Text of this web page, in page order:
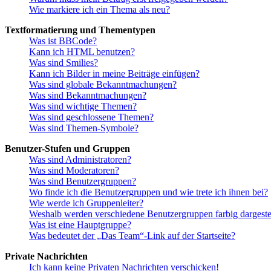
Wie markiere ich ein Thema als neu?
Textformatierung und Thementypen
Was ist BBCode?
Kann ich HTML benutzen?
Was sind Smilies?
Kann ich Bilder in meine Beiträge einfügen?
Was sind globale Bekanntmachungen?
Was sind Bekanntmachungen?
Was sind wichtige Themen?
Was sind geschlossene Themen?
Was sind Themen-Symbole?
Benutzer-Stufen und Gruppen
Was sind Administratoren?
Was sind Moderatoren?
Was sind Benutzergruppen?
Wo finde ich die Benutzergruppen und wie trete ich ihnen bei?
Wie werde ich Gruppenleiter?
Weshalb werden verschiedene Benutzergruppen farbig
Was ist eine Hauptgruppe?
Was bedeutet der „Das Team“-Link auf der Startseite?
Private Nachrichten
Ich kann keine Privaten Nachrichten verschicken!